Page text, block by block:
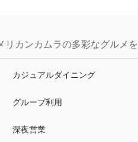
リカンカムラの多彩なグルメ
カジュアルダイニング
グループ利用
深夜営業